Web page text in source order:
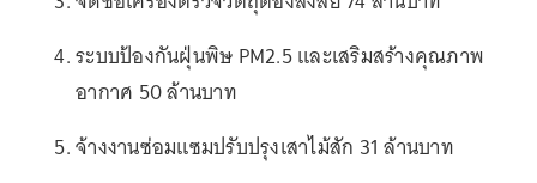
ระบบป้องกันฝุ่นพิษ PM2.5 และเสริมสร้างคุณภาพ
อากาศ 50 ล้านบาท
จ้างงานซ่อมแซมปรับปรุงเสาไม้สัก 31 ล้านบาท